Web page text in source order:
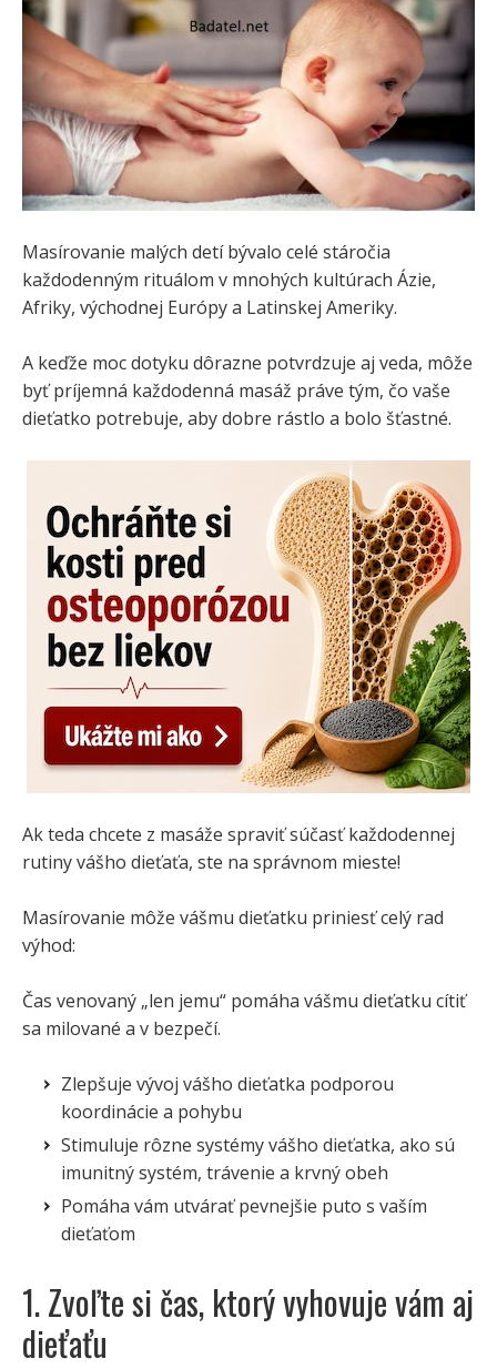
Masírovanie malých detí bývalo celé stáročia
každodenným rituálom v mnohých kultúrach Ázie,
Afriky, východnej Európy a Latinskej Ameriky.
A keďže moc dotyku dôrazne potvrdzuje aj veda, môže
byť príjemná každodenná masáž práve tým, čo vaše
dieťatko potrebuje, aby dobre rástlo a bolo šťastné.
Ak teda chcete z masáže spraviť súčasť každodennej
rutiny vášho dieťaťa, ste na správnom mieste!
Masírovanie môže vášmu dieťatku priniesť celý rad
výhod:
Čas venovaný „len jemu“ pomáha vášmu dieťatku cítiť
sa milované a v bezpečí.
Zlepšuje vývoj vášho dieťatka podporou
koordinácie a pohybu
Stimuluje rôzne systémy vášho dieťatka, ako sú
imunitný systém, trávenie a krvný obeh
Pomáha vám utvárať pevnejšie puto s vaším
dieťaťom
1. Zvoľte si čas, ktorý vyhovuje vám aj
dieťaťu